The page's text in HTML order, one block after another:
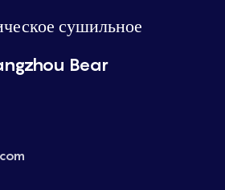
сушильное
Bear